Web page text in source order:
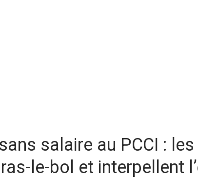
salaire au PCCI :
le-bol et interpellent